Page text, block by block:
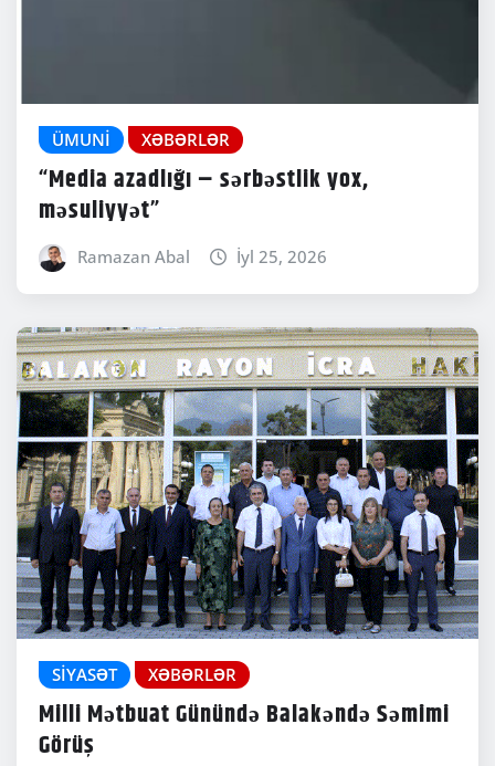
ÜMUNI XƏBƏRLƏR
“Media azadlığı – sərbəstlik yox,
məsuliyyət”
Ramazan Abal İyl 25, 2026
SIYASƏT XƏBƏRLƏR
Milli Mətbuat Günündə Balakəndə Səmimi
Görüş